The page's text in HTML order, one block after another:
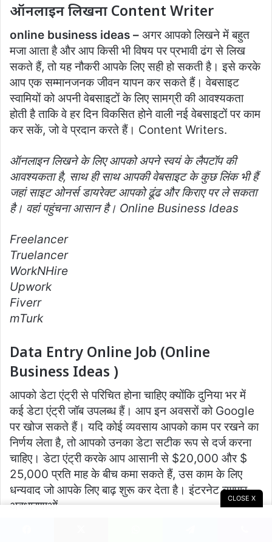
ऑनलाइन लिखना Content Writer
online business ideas – अगर आपको लिखने में बहुत
मजा आता है और आप किसी भी विषय पर प्रभावी ढंग से लिख
सकते हैं, तो यह नौकरी आपके लिए सही हो सकती है। इसे करके
आप एक सम्मानजनक जीवन यापन कर सकते हैं। वेबसाइट
स्वामियों को अपनी वेबसाइटों के लिए सामग्री की आवश्यकता
होती है ताकि वे हर दिन विकसित होने वाली नई वेबसाइटों पर काम
कर सकें, जो वे प्रदान करते हैं। Content Writers.
ऑनलाइन लिखने के लिए आपको अपने स्वयं के लैपटॉप की
आवश्यकता है, साथ ही साथ आपकी वेबसाइट के कुछ लिंक भी हैं
जहां साइट ओनर्स डायरेक्ट आपको ढूंढ और किराए पर ले सकता
है। वहां पहुंचना आसान है। Online Business Ideas
Freelancer
Truelancer
WorkNHire
Upwork
Fiverr
mTurk
Data Entry Online Job (Online
Business Ideas )
आपको डेटा एंट्री से परिचित होना चाहिए क्योंकि दुनिया भर में
कई डेटा एंट्री जॉब उपलब्ध हैं। आप इन अवसरों को Google
पर खोज सकते हैं। यदि कोई व्यवसाय आपको काम पर रखने का
निर्णय लेता है, तो आपको उनका डेटा सटीक रूप से दर्ज करना
चाहिए। डेटा एंट्री करके आप आसानी से $20,000 और $
25,000 प्रति माह के बीच कमा सकते हैं, उस काम के लिए
धन्यवाद जो आपके लिए बाढ़ शुरू कर देता है। इंटरनेट व्यापार
अवधारणाओं
CLOSE X